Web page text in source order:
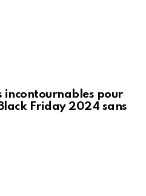
incontournables pour
Friday 2024 sans